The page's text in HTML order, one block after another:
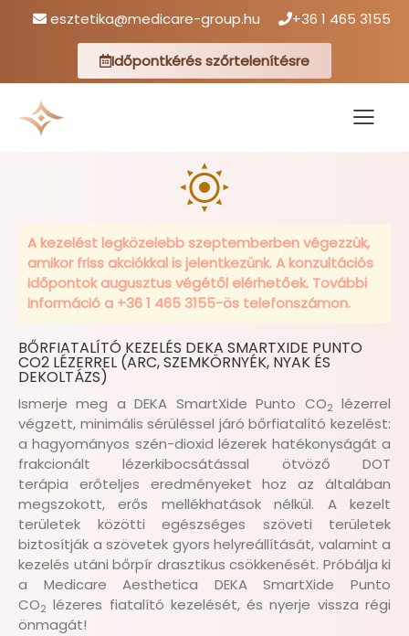
esztetika@medicare-group.hu +36 1 465 3155
Időpontkérés szőrtelenítésre
A kezelést legközelebb szeptemberben végezzük,
amikor friss akciókkal is jelentkezünk. A konzultációs
időpontok augusztus végétől elérhetőek. További
információ a +36 1 465 3155-ös telefonszámon.
BŐRFIATALÍTÓ KEZELÉS DEKA SMARTXIDE PUNTO
CO2 LÉZERREL (ARC, SZEMKÖRNYÉK, NYAK ÉS
DEKOLTÁZS)
Ismerje meg a DEKA SmartXide Punto CO2
lézerrel
végzett, minimális sérüléssel járó bőrfiatalító kezelést:
a hagyományos szén-dioxid lézerek hatékonyságát a
frakcionált lézerkibocsátással ötvöző DOT
terápia erőteljes eredményeket hoz az általában
megszokott, erős mellékhatások nélkül. A kezelt
területek közötti egészséges szöveti területek
biztosítják a szövetek gyors helyreállítását, valamint a
kezelés utáni bőrpír drasztikus csökkenését. Próbálja ki
a Medicare Aesthetica DEKA SmartXide Punto
CO2 lézeres fiatalító kezelését, és nyerje vissza régi
önmagát!